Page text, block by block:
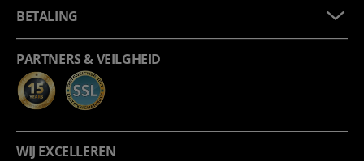
BETALING
PARTNERS & VEILGHEID
WIJ EXCELLEREN